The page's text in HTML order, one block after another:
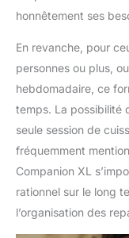
honnêtement ses
En revanche, pour
personnes ou plus,
hebdomadaire, ce
temps. La possibilité
seule session de
fréquemment
Companion XL
rationnel sur le long
l’organisation des